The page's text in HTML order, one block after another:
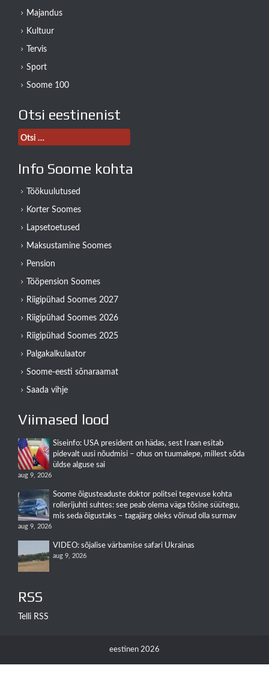
Majandus
Kultuur
Tervis
Sport
Soome 100
Otsi eestinenist
Otsi:
Info Soome kohta
Töökuulutused
Korter Soomes
Lapsetoetused
Maksustamine Soomes
Pension
Tööpension Soomes
Riigipühad Soomes 2027
Riigipühad Soomes 2026
Riigipühad Soomes 2025
Palgakalkulaator
Soome-eesti sõnaraamat
Saada vihje
Viimased lood
Siseinfo: USA president on hädas, sest Iraan esitab
pidevalt uusi nõudmisi – ohus on tuumalepe, millest sõda
üldse alguse sai
aug 9, 2026
Soome õigusteaduste doktor politsei tegevuse kohta
rollerijuhti suhtes: see peab olema väga tõsine süütegu,
mis seda õigustaks – tagajärg oleks võinud olla surmav
aug 9, 2026
VIDEO: sõjalise värbamise safari Ukrainas
aug 9, 2026
RSS
Telli RSS
eestinen 2026